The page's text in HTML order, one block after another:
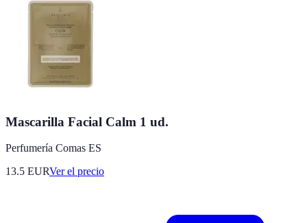
Mascarilla Facial Calm 1 ud.
Perfumería Comas ES
13.5 EURVer el precio